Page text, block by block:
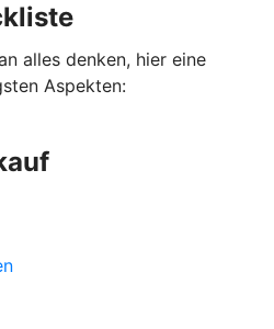
alles denken, hier eine
Aspekten: